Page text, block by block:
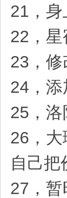
21，
22，
23，修
24，添
25，
26，
自己把
27，